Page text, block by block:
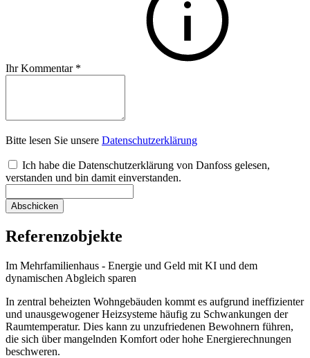
Ihr Kommentar *
Bitte lesen Sie unsere Datenschutzerklärung
Ich habe die Datenschutzerklärung von Danfoss gelesen,
verstanden und bin damit einverstanden.
Abschicken
Referenzobjekte
Im Mehrfamilienhaus - Energie und Geld mit KI und dem
dynamischen Abgleich sparen
In zentral beheizten Wohngebäuden kommt es aufgrund ineffizienter
und unausgewogener Heizsysteme häufig zu Schwankungen der
Raumtemperatur. Dies kann zu unzufriedenen Bewohnern führen,
die sich über mangelnden Komfort oder hohe Energierechnungen
beschweren.